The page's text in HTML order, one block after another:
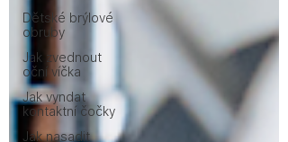
Dětské brýlové
obruby
Jak zvednout
oční víčka
Jak vyndat
kontaktní čočky
Jak nasadit